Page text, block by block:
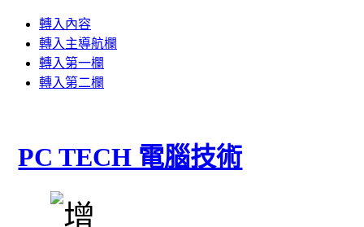
轉入內容
轉入主導航欄
轉入第一欄
轉入第二欄
PC TECH 電腦技術